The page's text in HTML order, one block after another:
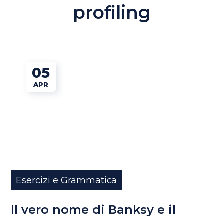
profiling
05
APR
Esercizi e Grammatica
Il vero nome di Banksy e il